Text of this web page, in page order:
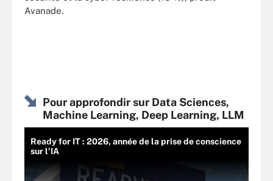
Avanade.
Pour approfondir sur Data Sciences,
Machine Learning, Deep Learning, LLM
Ready for IT : 2026, année de la prise de conscience
sur l’IA